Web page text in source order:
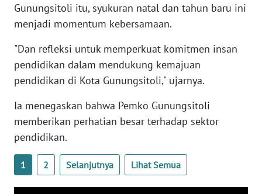
Gunungsitoli itu, syukuran natal dan tahun baru ini
menjadi momentum kebersamaan.
"Dan refleksi untuk memperkuat komitmen insan
pendidikan dalam mendukung kemajuan
pendidikan di Kota Gunungsitoli," ujarnya.
Ia menegaskan bahwa Pemko Gunungsitoli
memberikan perhatian besar terhadap sektor
pendidikan.
1 2 Selanjutnya Lihat Semua
WN
SULBAR
WN
WN
SUMBAR
SUMSEL